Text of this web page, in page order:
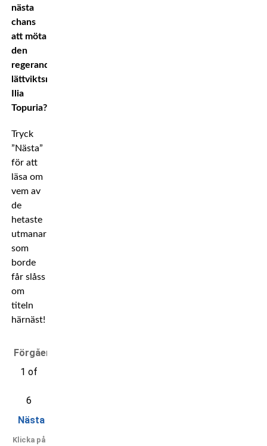
nästa
chans
att möta
den
regerande
lättviktsmästaren
Ilia
Topuria?
Tryck
”Nästa”
för att
läsa om
vem av
de
hetaste
utmanarna
som
borde
får slåss
om
titeln
härnäst!
Förgående
1 of
6
Nästa
Klicka på